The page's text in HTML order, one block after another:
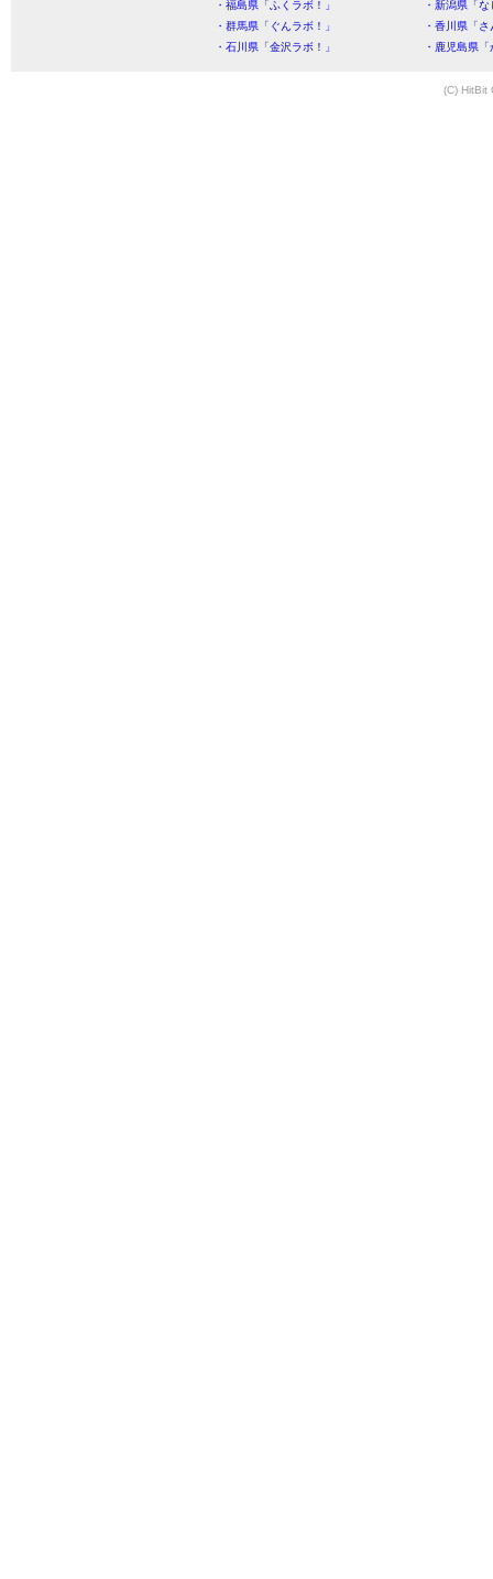
・福島県「ふくラボ！」
・新潟県「
・群馬県「ぐんラボ！」
・香川県「
・石川県「金沢ラボ！」
・鹿児島県
(C) HitBit